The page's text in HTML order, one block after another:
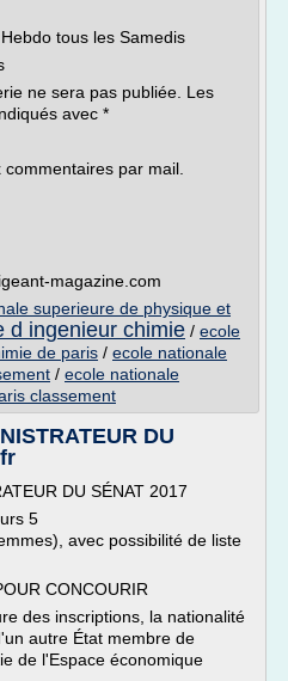
tous les Samedis
ne sera pas publiée. Les
avec *
par mail.
magazine.com
superieure de physique et
d ingenieur chimie / ecole
de paris / ecole nationale
/ ecole nationale
classement
DU
DU SÉNAT 2017
5
avec possibilité de liste
CONCOURIR
des inscriptions, la nationalité
autre État membre de
de l'Espace économique